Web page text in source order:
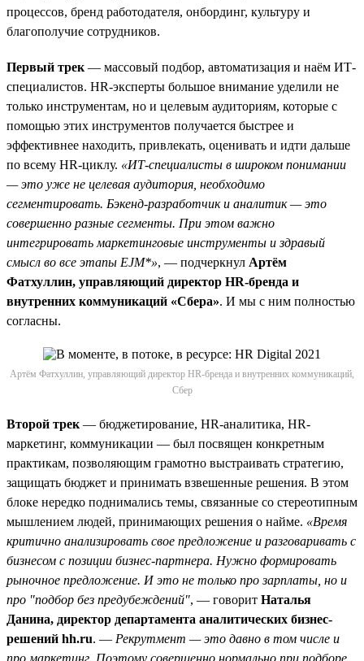
процессов, бренд работодателя, онбординг, культуру и
благополучие сотрудников.
Первый трек — массовый подбор, автоматизация и наём ИТ-
специалистов. HR-эксперты большое внимание уделили не
только инструментам, но и целевым аудиториям, которые с
помощью этих инструментов получается быстрее и
эффективнее находить, привлекать, оценивать и идти дальше
по всему HR-циклу. «ИТ-специалисты в широком понимании
— это уже не целевая аудитория, необходимо
сегментировать. Бэкенд-разработчик и аналитик — это
совершенно разные сегменты. При этом важно
интегрировать маркетинговые инструменты и здравый
смысл во все этапы EJM*», — подчеркнул Артём
Фатхуллин, управляющий директор HR-бренда и
внутренних коммуникаций «Сбера». И мы с ним полностью
согласны.
Артём Фатхуллин, управляющий директор HR-бренда и внутренних коммуникаций,
Сбер
Второй трек — бюджетирование, HR-аналитика, HR-
маркетинг, коммуникации — был посвящен конкретным
практикам, позволяющим грамотно выстраивать стратегию,
защищать бюджет и принимать взвешенные решения. В этом
блоке нередко поднимались темы, связанные со стереотипным
мышлением людей, принимающих решения о найме. «Время
критично анализировать свое предложение и разговаривать с
бизнесом с позиции бизнес-партнера. Нужно формировать
рыночное предложение. И это не только про зарплаты, но и
про "подбор без предубеждений", — говорит Наталья
Данина, директор департамента аналитических бизнес-
решений hh.ru. — Рекрутмент — это давно в том числе и
про маркетинг. Поэтому совершенно нормально при подборе